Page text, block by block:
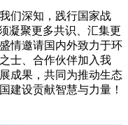
们深知，践行国家战
凝聚更多共识、汇集更
情邀请国内外致力于环
士、合作伙伴加入我
成果，共同为推动生态
建设贡献智慧与力量！